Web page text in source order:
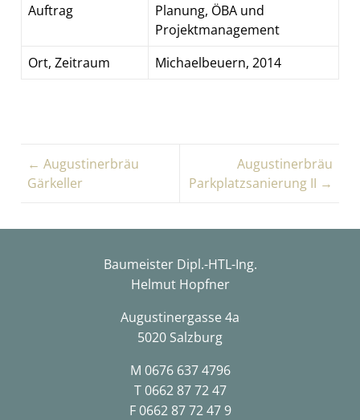
Auftrag
Planung, ÖBA und
Projektmanagement
Ort, Zeitraum
Michaelbeuern, 2014
← Augustinerbräu
Gärkeller
Augustinerbräu
Parkplatzsanierung II →
Baumeister Dipl.-HTL-Ing.
Helmut Hopfner
Augustinergasse 4a
5020 Salzburg
M 0676 637 4796
T0662 87 72 47
F 0662 87 72 47 9